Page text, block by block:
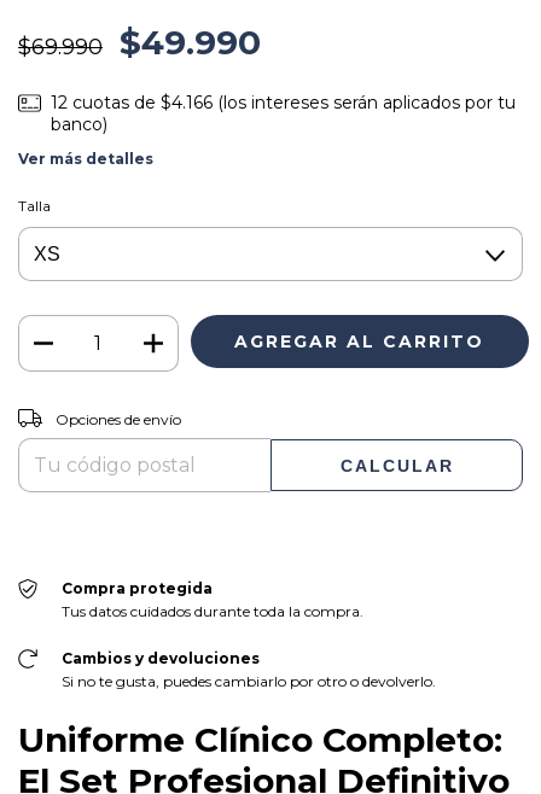
$69.990 $49.990
12 cuotas de $4.166 (los intereses serán aplicados por tu
banco)
Ver más detalles
Talla
Entregas para el CP:
Opciones de envío
CALCULAR
Compra protegida
Tus datos cuidados durante toda la compra.
Cambios y devoluciones
Si no te gusta, puedes cambiarlo por otro o devolverlo.
Uniforme Clínico Completo:
El Set Profesional Definitivo